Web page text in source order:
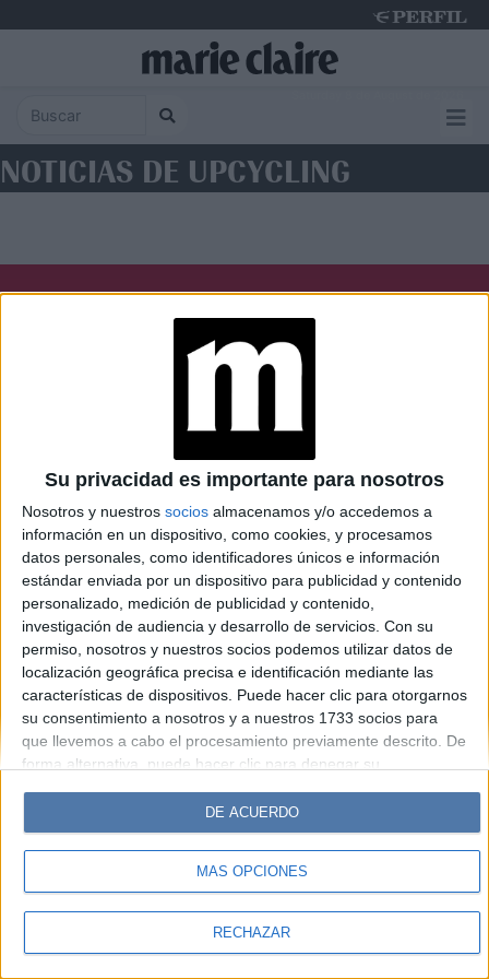
Su privacidad es importante para nosotros
Nosotros y nuestros socios almacenamos y/o accedemos a
información en un dispositivo, como cookies, y procesamos
datos personales, como identificadores únicos e información
estándar enviada por un dispositivo para publicidad y contenido
personalizado, medición de publicidad y contenido,
investigación de audiencia y desarrollo de servicios. Con su
permiso, nosotros y nuestros socios podemos utilizar datos de
localización geográfica precisa e identificación mediante las
características de dispositivos. Puede hacer clic para otorgarnos
su consentimiento a nosotros y a nuestros 1733 socios para
que llevemos a cabo el procesamiento previamente descrito. De
forma alternativa, puede hacer clic para denegar su
cambiar sus preferencias antes de otorgar su consentimiento.
Tenga en cuenta que algún procesamiento de sus datos
personales puede no requerir de su consentimiento, pero usted
tiene el derecho de rechazar tal procesamiento. Sus
sus preferencias o retirar su consentimiento en cualquier
MÁS OPCIONES
RECHAZAR
DE ACUERDO
NOTICIAS DE UPCYCLING
Caras Noticias
Weekend Parabrisas
Look
Luz Mía Lunateen Break BATimes
© Perfil.com 2006-2019 - Todos los derechos reservados
Registro de Propiedad Intelectual: Nro. 5346433